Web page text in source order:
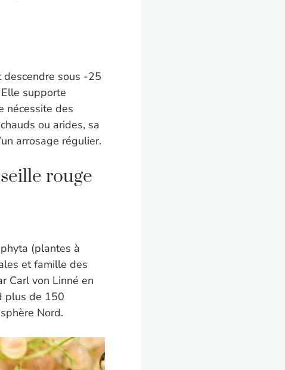
sous -25
supporte
nécessite des
ou arides, sa
arrosage régulier.
rouge
(plantes à
et famille des
Carl von Linné en
plus de 150
Nord.